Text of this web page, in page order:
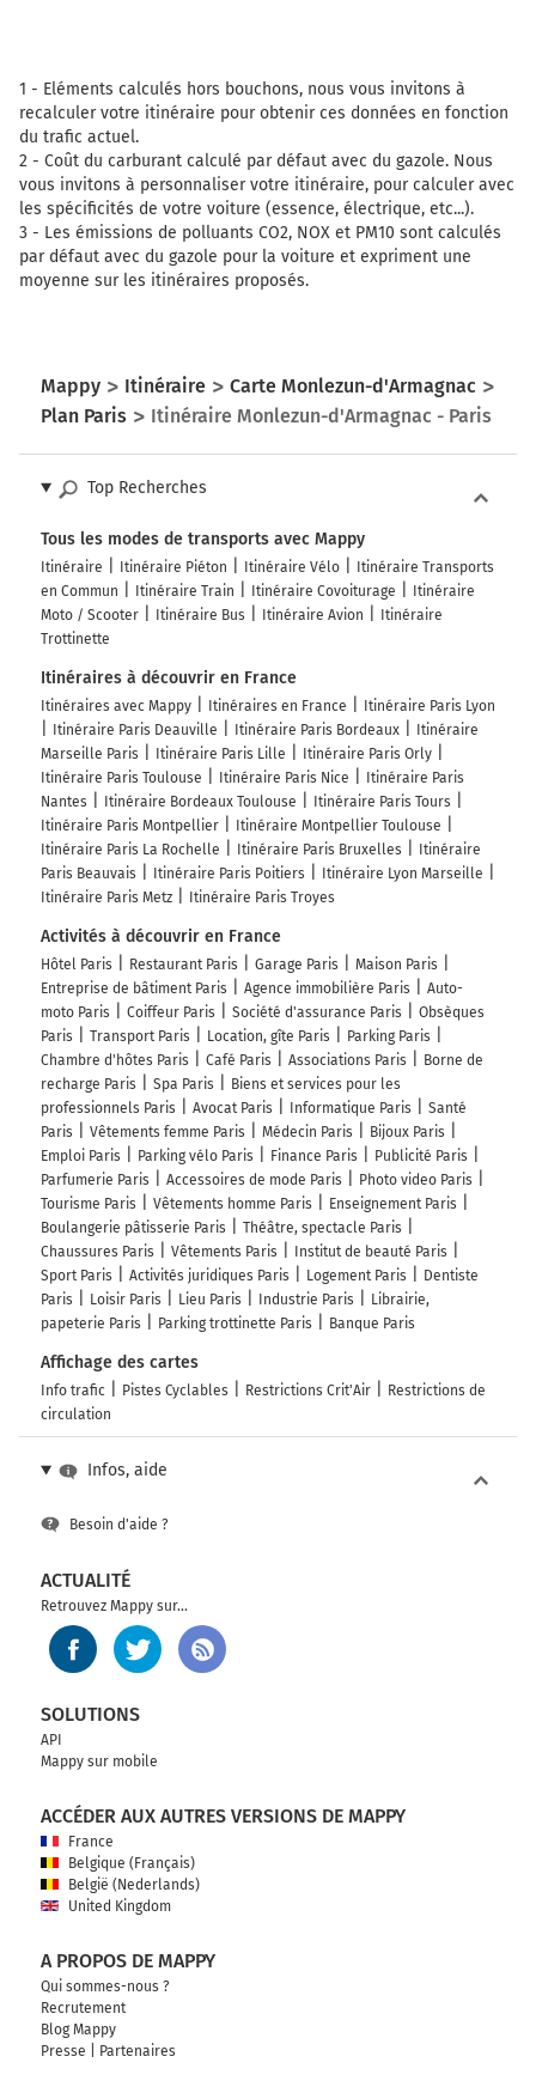
PÉRIPHÉRIQUE EST
PTE D'ITALIE
Autoroute du Soleil
Autoroute du Soleil
Tourner légèrement à droite sur E15 E50
717 km
Sortir et rejoindre Boulevard Périphérique.
PARIS-CENTRE
PTE DE BERCY
TROYES
A5
METZ-NANCY
Boulevard Périphérique
719 km
Prendre à droite et rejoindre Rue Robert Étlin.
Continuer sur 260 mètres
PARIS-CENTRE
PTE DE BERCY
720 km
Prendre à gauche et rejoindre Rue Robert Étlin.
Continuer sur 170 mètres
Paris-Centre
Périphérique Extérieur
Palais Omnisports de Paris-Bercy
Charenton-Bercy 2
720 km
Prendre à gauche et rejoindre Quai de Bercy.
Continuer sur 2,4 kilomètres
Paris-Centre
Palais Omnisports de Paris-Bercy
Quai de Bercy
720 km
continuer sur 130 mètres
Continuer Quai de la Rapée sur 130 mètres
723 km
Continuer Boulevard Morland sur 450 mètres
723 km
Tourner légèrement à droite sur Quai des
723 km
724 km
724 km
1 - Eléments calculés hors bouchons, nous vous invitons à
recalculer votre itinéraire pour obtenir ces données en fonction
du trafic actuel.
2 - Coût du carburant calculé par défaut avec du gazole. Nous
vous invitons à personnaliser votre itinéraire, pour calculer avec
les spécificités de votre voiture (essence, électrique, etc...).
3 - Les émissions de polluants CO2, NOX et PM10 sont calculés
par défaut avec du gazole pour la voiture et expriment une
moyenne sur les itinéraires proposés.
Mappy Itinéraire
Carte Monlezun-d'Armagnac
Plan Paris
Itinéraire Monlezun-d'Armagnac - Paris
Top Recherches
Tous les modes de transports avec Mappy
Itinéraire Itinéraire Piéton Itinéraire Vélo
Itinéraire Transports
en Commun
Itinéraire Train Itinéraire Covoiturage
Itinéraire
Moto / Scooter
Itinéraire Bus Itinéraire Avion
Itinéraire
Trottinette
Itinéraires à découvrir en France
Itinéraires avec Mappy Itinéraires en France
Itinéraire Paris Lyon
Itinéraire Paris Deauville
Itinéraire Paris Bordeaux
Itinéraire
Marseille Paris
Itinéraire Paris Lille
Itinéraire Paris Orly
Itinéraire Paris Toulouse
Itinéraire Paris Nice
Itinéraire Paris
Nantes
Itinéraire Bordeaux Toulouse
Itinéraire Paris Tours
Itinéraire Paris Montpellier
Itinéraire Montpellier Toulouse
Itinéraire Paris La Rochelle
Itinéraire Paris Bruxelles
Itinéraire
Paris Beauvais
Itinéraire Paris Poitiers
Itinéraire Lyon Marseille
Itinéraire Paris Metz
Itinéraire Paris Troyes
Activités à découvrir en France
Hôtel Paris Restaurant Paris Garage Paris
Maison Paris
Entreprise de bâtiment Paris
Agence immobilière Paris
Auto-
moto Paris
Coiffeur Paris Société d'assurance Paris
Obsèques
Paris
Transport Paris Location, gîte Paris
Parking Paris
Chambre d'hôtes Paris
Café Paris Associations Paris
Borne de
recharge Paris
Spa Paris
Biens et services pour les
professionnels Paris
Avocat Paris Informatique Paris
Santé
Paris
Vêtements femme Paris Médecin Paris
Bijoux Paris
Emploi Paris
Parking vélo Paris Finance Paris
Publicité Paris
Parfumerie Paris
Accessoires de mode Paris
Photo video Paris
Tourisme Paris
Vêtements homme Paris
Enseignement Paris
Boulangerie pâtisserie Paris
Théâtre, spectacle Paris
Chaussures Paris
Vêtements Paris
Institut de beauté Paris
Sport Paris
Activités juridiques Paris Logement Paris
Dentiste
Paris
Loisir Paris Lieu Paris Industrie Paris
Librairie,
papeterie Paris
Parking trottinette Paris Banque Paris
Affichage des cartes
Info trafic Pistes Cyclables Restrictions Crit'Air
Restrictions de
circulation
Infos, aide
Besoin d'aide ?
ACTUALITÉ
Retrouvez Mappy sur...
SOLUTIONS
API
Mappy sur mobile
ACCÉDER AUX AUTRES VERSIONS DE MAPPY
France
Belgique (Français)
België (Nederlands)
United Kingdom
A PROPOS DE MAPPY
Qui sommes-nous ?
Recrutement
Blog Mappy
Presse
Partenaires